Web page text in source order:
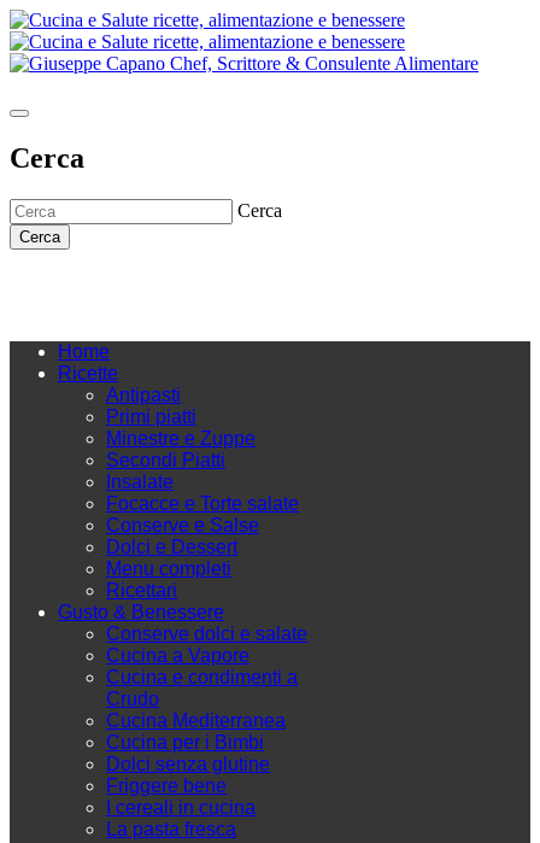
Cerca
Cerca
Cerca
Home
Ricette
Antipasti
Primi piatti
Minestre e Zuppe
Secondi Piatti
Insalate
Focacce e Torte salate
Conserve e Salse
Dolci e Dessert
Menu completi
Ricettari
Gusto & Benessere
Conserve dolci e salate
Cucina a Vapore
Cucina e condimenti a
Crudo
Cucina Mediterranea
Cucina per i Bimbi
Dolci senza glutine
Friggere bene
I cereali in cucina
La pasta fresca